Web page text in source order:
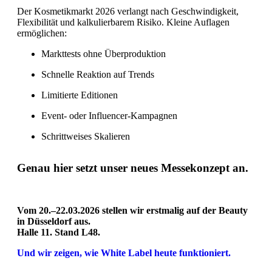
Der Kosmetikmarkt 2026 verlangt nach Geschwindigkeit,
Flexibilität und kalkulierbarem Risiko. Kleine Auflagen
ermöglichen:
Markttests ohne Überproduktion
Schnelle Reaktion auf Trends
Limitierte Editionen
Event- oder Influencer-Kampagnen
Schrittweises Skalieren
Genau hier setzt unser neues Messekonzept an.
Vom 20.–22.03.2026 stellen wir erstmalig auf der Beauty
in Düsseldorf aus.
Halle 11. Stand L48.
Und wir zeigen, wie White Label heute funktioniert.